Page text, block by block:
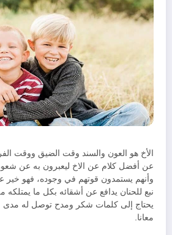
الأخ هو العون والسند وقت الضيق ووقت
عن أفضل كلام عن الاخ ليعبرون به عن
وأنهم يستمدون قوتهم في وجوده، فهو
نبع للحنان يدافع عن أشقائه بكل ما يمتلكه
يحتاج إلى كلمات شكر ومدح توصل له مدى
معانا.